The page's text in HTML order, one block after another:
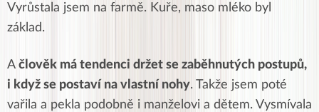
Vyrůstala jsem na farmě. Kuře, maso mléko byl
základ.
A člověk má tendenci držet se zaběhnutých postupů,
i když se postaví na vlastní nohy. Takže jsem poté
vařila a pekla podobně i manželovi a dětem. Vysmívala